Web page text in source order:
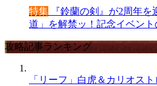
特集 『鈴蘭の剣』が2周年
道」を解禁ッ！記念イベント
攻略記事ランキング
「リーフ」白虎＆カリオス